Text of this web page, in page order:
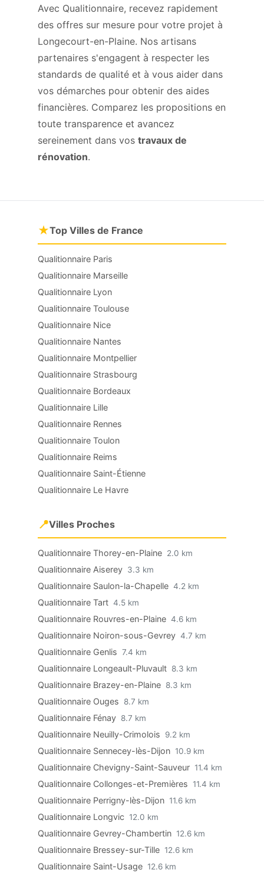
Avec Qualitionnaire, recevez rapidement
des offres sur mesure pour votre projet à
Longecourt-en-Plaine. Nos artisans
partenaires s'engagent à respecter les
standards de qualité et à vous aider dans
vos démarches pour obtenir des aides
financières. Comparez les propositions en
toute transparence et avancez
sereinement dans vos travaux de
rénovation.
★Top Villes de France
Qualitionnaire Paris
Qualitionnaire Marseille
Qualitionnaire Lyon
Qualitionnaire Toulouse
Qualitionnaire Nice
Qualitionnaire Nantes
Qualitionnaire Montpellier
Qualitionnaire Strasbourg
Qualitionnaire Bordeaux
Qualitionnaire Lille
Qualitionnaire Rennes
Qualitionnaire Toulon
Qualitionnaire Reims
Qualitionnaire Saint-Étienne
Qualitionnaire Le Havre
📍Villes Proches
Qualitionnaire Thorey-en-Plaine 2.0 km
Qualitionnaire Aiserey 3.3 km
Qualitionnaire Saulon-la-Chapelle 4.2 km
Qualitionnaire Tart 4.5 km
Qualitionnaire Rouvres-en-Plaine 4.6 km
Qualitionnaire Noiron-sous-Gevrey 4.7 km
Qualitionnaire Genlis 7.4 km
Qualitionnaire Longeault-Pluvault 8.3 km
Qualitionnaire Brazey-en-Plaine 8.3 km
Qualitionnaire Ouges 8.7 km
Qualitionnaire Fénay 8.7 km
Qualitionnaire Neuilly-Crimolois 9.2 km
Qualitionnaire Sennecey-lès-Dijon 10.9 km
Qualitionnaire Chevigny-Saint-Sauveur 11.4 km
Qualitionnaire Collonges-et-Premières 11.4 km
Qualitionnaire Perrigny-lès-Dijon 11.6 km
Qualitionnaire Longvic 12.0 km
Qualitionnaire Gevrey-Chambertin 12.6 km
Qualitionnaire Bressey-sur-Tille 12.6 km
Qualitionnaire Saint-Usage 12.6 km